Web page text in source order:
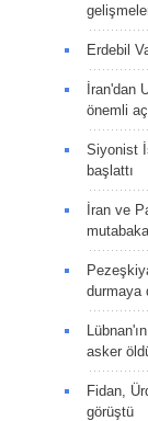
Erdebil
İran'dan
önemli
Siyonist
başlattı
İran ve
durmaya
asker
Fidan,
görüştü